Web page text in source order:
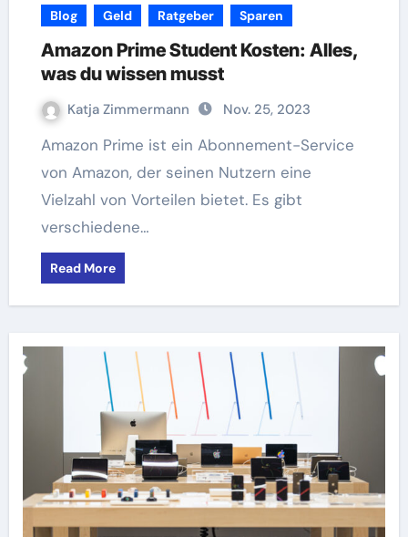
Blog Geld Ratgeber Sparen
Amazon Prime Student Kosten: Alles,
was du wissen musst
Katja Zimmermann Nov. 25, 2023
Amazon Prime ist ein Abonnement-Service
von Amazon, der seinen Nutzern eine
Vielzahl von Vorteilen bietet. Es gibt
verschiedene…
Read More